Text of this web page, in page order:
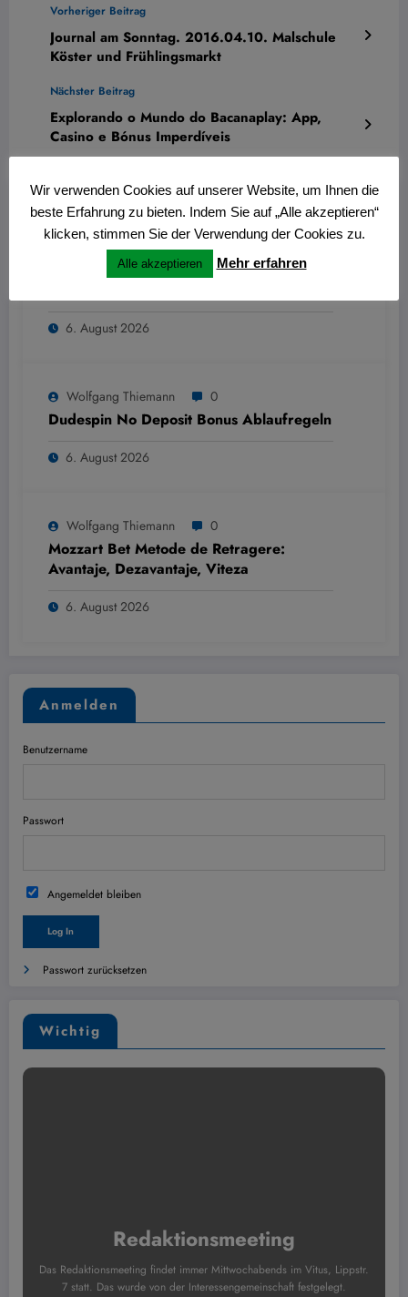
Vorheriger Beitrag
Journal am Sonntag. 2016.04.10. Malschule
Köster und Frühlingsmarkt
Nächster Beitrag
Explorando o Mundo do Bacanaplay: App,
Casino e Bónus Imperdíveis
ÄHNLICHE BEITRÄGE
6. August 2026
Wolfgang Thiemann 0
Dudespin No Deposit Bonus Ablaufregeln
6. August 2026
Wolfgang Thiemann 0
Mozzart Bet Metode de Retragere:
Avantaje, Dezavantaje, Viteza
6. August 2026
Anmelden
Benutzername
Passwort
Angemeldet bleiben
Passwort zurücksetzen
Wichtig
Redaktionsmeeting
Das Redaktionsmeeting findet immer Mittwochabends im Vitus, Lippstr.
7 statt. Das wurde von der Interessengemeinschaft festgelegt.
Wir verwenden Cookies auf unserer Website, um Ihnen die
beste Erfahrung zu bieten. Indem Sie auf „Alle akzeptieren“
klicken, stimmen Sie der Verwendung der Cookies zu.
Alle akzeptieren Mehr erfahren